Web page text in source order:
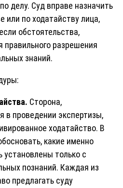
делу. Суд вправе назначить
или по ходатайству лица,
обстоятельства,
разрешения
знаний.
Сторона,
в проведении экспертизы,
ходатайство. В
какие именно
установлены только с
познаний. Каждая из
предлагать суду